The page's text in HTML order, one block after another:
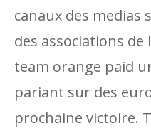
canaux des medias
des associations de
team orange paid
pariant sur des
prochaine victoire.